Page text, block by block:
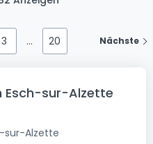
3 20 Nächste
Esch-sur-Alzette
sur-Alzette